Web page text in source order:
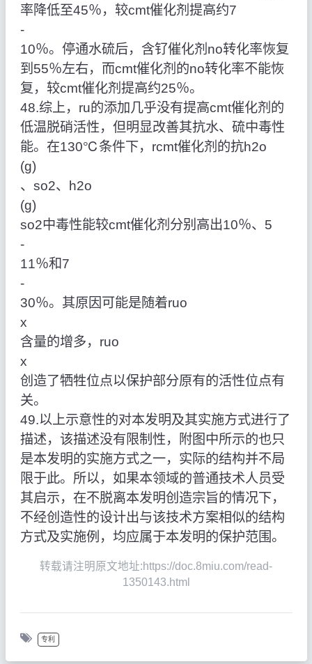
率降低至45％，较cmt催化剂提高约7
‑
10％。停通水硫后，含钌催化剂no转化率恢复
到55％左右，而cmt催化剂的no转化率不能恢
复，较cmt催化剂提高约25％。
48.综上，ru的添加几乎没有提高cmt催化剂的
低温脱硝活性，但明显改善其抗水、硫中毒性
能。在130℃条件下，rcmt催化剂的抗h2o
(g)
、so2、h2o
(g)
so2中毒性能较cmt催化剂分别高出10％、5
‑
11％和7
‑
30％。其原因可能是随着ruo
x
含量的增多，ruo
x
创造了牺牲位点以保护部分原有的活性位点有
关。
49.以上示意性的对本发明及其实施方式进行了
描述，该描述没有限制性，附图中所示的也只
是本发明的实施方式之一，实际的结构并不局
限于此。所以，如果本领域的普通技术人员受
其启示，在不脱离本发明创造宗旨的情况下，
不经创造性的设计出与该技术方案相似的结构
方式及实施例，均应属于本发明的保护范围。
转载请注明原文地址:https://doc.8miu.com/read-
1350143.html
专利